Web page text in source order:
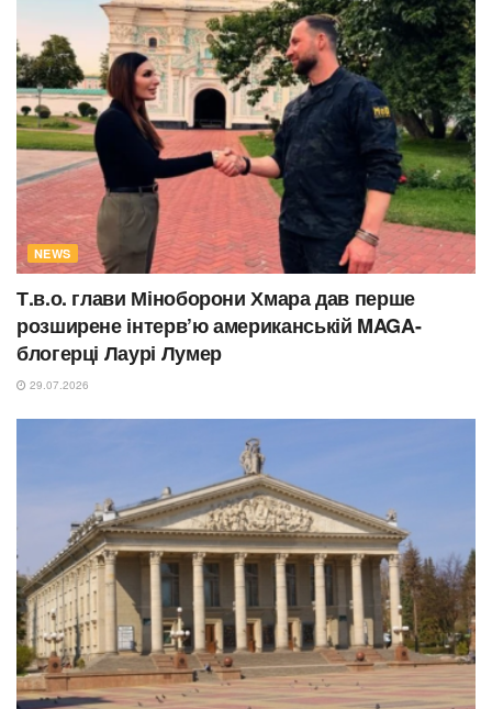
NEWS
Т.в.о. глави Міноборони Хмара дав перше
розширене інтерв’ю американській MAGA-
блогерці Лаурі Лумер
29.07.2026